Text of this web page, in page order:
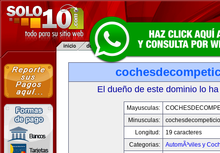
El dueño de este dominio lo
Mayusculas:
Minusculas:
Longitud:
19 caracteres
Categorias:
AutomÃ³viles y